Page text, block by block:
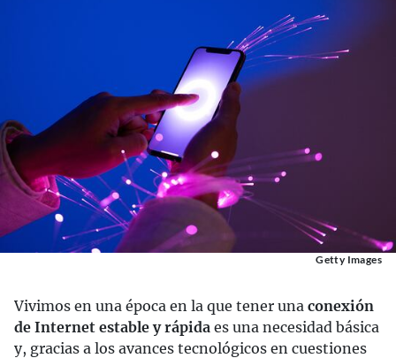
Getty Images
Vivimos en una época en la que tener una conexión
de Internet estable y rápida es una necesidad básica
y, gracias a los avances tecnológicos en cuestiones